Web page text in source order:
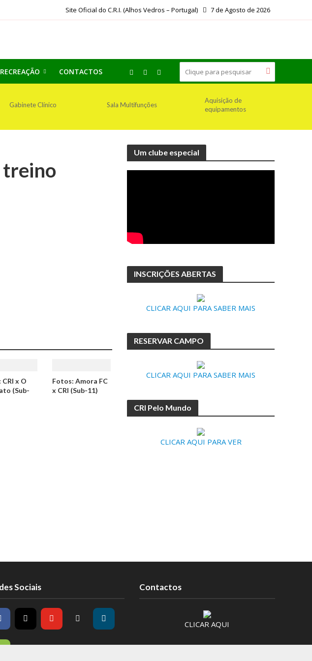
Site Oficial do C.R.I. (Alhos Vedros – Portugal) 7 de Agosto de 2026
CONTACTOS
Gabinete Clínico Sala Multifunções
Aquisição de
equipamentos
treino
x O
(Sub-
Fotos: Amora FC
x CRI (Sub-11)
Um clube especial
INSCRIÇÕES ABERTAS
CLICAR AQUI PARA SABER MAIS
RESERVAR CAMPO
CLICAR AQUI PARA SABER MAIS
CRI Pelo Mundo
CLICAR AQUI PARA VER
Sociais Contactos
CLICAR AQUI